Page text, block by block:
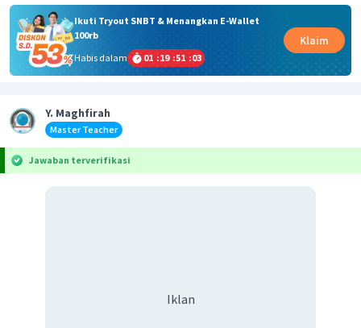
Ikuti Tryout SNBT & Menangkan E-Wallet
100rb
Habis dalam
01 :19 :51 :02
Klaim
Y. Maghfirah
Master Teacher
Jawaban terverifikasi
Iklan